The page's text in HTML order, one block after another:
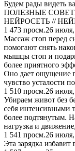
Будем рады видеть
ПОЛЕЗНЫЕ
НЕЙРОСЕТЬ //
1 473 просм.26
Массаж стоп перед
помогают снять
мышцы стоп и
более приятного
Оно дает ощущение
чувство усталости
1 510 просм.26 июля,
Убираем живот без
себя интенсивными
более подтянутым.
нагрузка и
1 541 просм.26 июля,
Эта зарядка избавит